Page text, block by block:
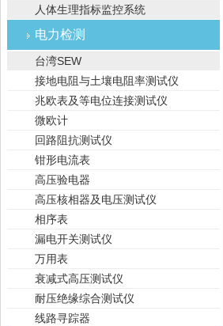
人体生理指标监控系统
电力检测
台湾SEW
接地电阻与土壤电阻率测试仪
兆欧表及等电位连接测试仪
微欧计
回路阻抗测试仪
钳形电流表
高压验电器
高压核相器及电压测试仪
相序表
漏电开关测试仪
万用表
衰减式高压测试仪
耐压绝缘综合测试仪
线路寻踪器